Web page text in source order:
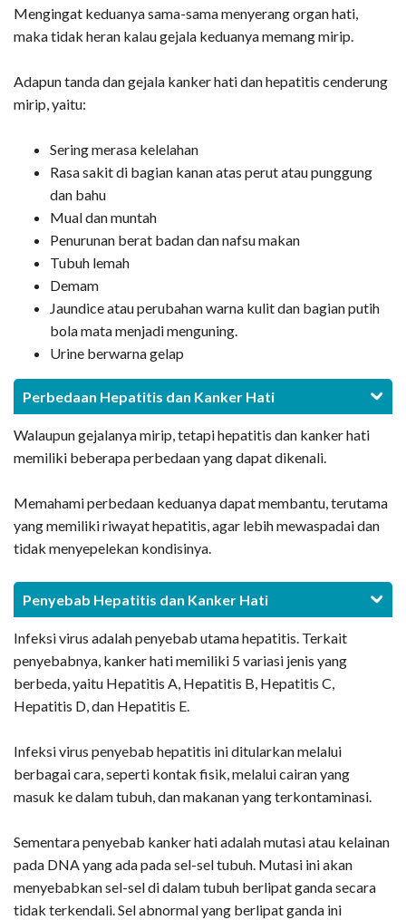
Mengingat keduanya sama-sama menyerang organ hati,
maka tidak heran kalau gejala keduanya memang mirip.
Adapun tanda dan gejala kanker hati dan hepatitis cenderung
mirip, yaitu:
Sering merasa kelelahan
Rasa sakit di bagian kanan atas perut atau punggung
dan bahu
Mual dan muntah
Penurunan berat badan dan nafsu makan
Tubuh lemah
Demam
Jaundice atau perubahan warna kulit dan bagian putih
bola mata menjadi menguning.
Urine berwarna gelap
Perbedaan Hepatitis dan Kanker Hati
Walaupun gejalanya mirip, tetapi hepatitis dan kanker hati
memiliki beberapa perbedaan yang dapat dikenali.
Memahami perbedaan keduanya dapat membantu, terutama
yang memiliki riwayat hepatitis, agar lebih mewaspadai dan
tidak menyepelekan kondisinya.
Penyebab Hepatitis dan Kanker Hati
Infeksi virus adalah penyebab utama hepatitis. Terkait
penyebabnya, kanker hati memiliki 5 variasi jenis yang
berbeda, yaitu Hepatitis A, Hepatitis B, Hepatitis C,
Hepatitis D, dan Hepatitis E.
Infeksi virus penyebab hepatitis ini ditularkan melalui
berbagai cara, seperti kontak fisik, melalui cairan yang
masuk ke dalam tubuh, dan makanan yang terkontaminasi.
Sementara penyebab kanker hati adalah mutasi atau kelainan
pada DNA yang ada pada sel-sel tubuh. Mutasi ini akan
menyebabkan sel-sel di dalam tubuh berlipat ganda secara
tidak terkendali. Sel abnormal yang berlipat ganda ini